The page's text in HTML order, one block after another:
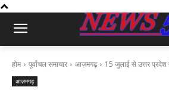
होम पूर्वांचल समाचार आज़मगढ़ 15 जुलाई से उत्तर प्रदेश
आज़मगढ़